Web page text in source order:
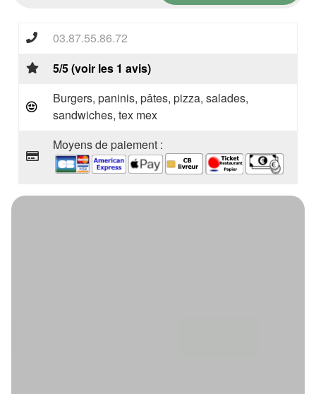
03.87.55.86.72
5/5 (voir les 1 avis)
Burgers, paninis, pâtes, pizza, salades,
sandwiches, tex mex
Moyens de paiement :